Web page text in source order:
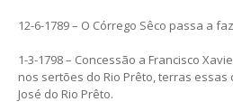
12-6-1789 – O Córrego Sêco passa a
1-3-1798 – Concessão a Francisco
nos sertões do Rio Prêto, terras essas
José do Rio Prêto.